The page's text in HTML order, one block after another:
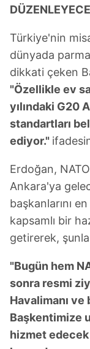
Türkiye'nin
dünyada
dikkati çeken
"Özellikle ev
yılındaki G20
standartları
ediyor."
Erdoğan,
Ankara'ya
başkanlarını
kapsamlı bir
getirerek,
"Bugün hem
sonra resmi
Havalimanı ve
Başkentimize
hizmet